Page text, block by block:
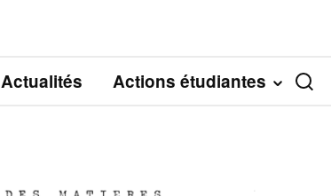
Actualités Actions étudiantes